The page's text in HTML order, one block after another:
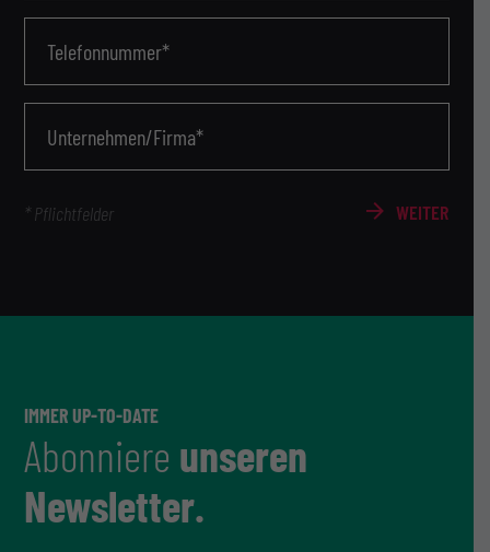
Telefonnummer*
Unternehmen/Firma*
* Pflichtfelder WEITER
IMMER UP-TO-DATE
Abonniere unseren
Newsletter.